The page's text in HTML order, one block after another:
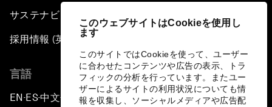
このウェブサイトはCookieを使用し
ます
このサイトではCookieを使って、ユーザー
に合わせたコンテンツや広告の表示、トラ
フィックの分析を行っています。またユー
ザーによるサイトの利用状況についても情
報を収集し、ソーシャルメディアや広告配
サステナビリティへの取り組み
採用情報 (英語のみ)
言語
EN ▪ES▪中文▪ 日本語